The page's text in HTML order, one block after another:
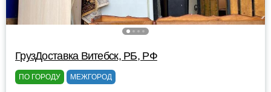
ГрузДоставка Витебск, РБ, РФ
ПО ГОРОДУ МЕЖГОРОД